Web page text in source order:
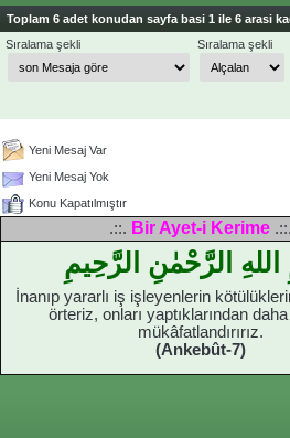
Toplam 6 adet konudan sayfa basi 1 ile 6 arasi
Sıralama şekli
Sıralama şekli
Yeni Mesaj Var
Yeni Mesaj Yok
Konu Kapatılmıştır
.::. Bir Ayet-i Kerime .::.
الرَّحْمٰنِ الرَّحِيمِ
İnanıp yararlı iş işleyenlerin
örteriz, onları yaptıklarından
mükâfatlandırırız.
(Ankebût-7)